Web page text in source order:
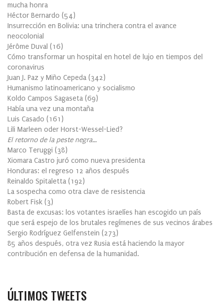
mucha honra
Héctor Bernardo (54)
Insurrección en Bolivia: una trinchera contra el avance
neocolonial
Jérôme Duval (16)
Cómo transformar un hospital en hotel de lujo en tiempos del
coronavirus
Juan J. Paz y Miño Cepeda (342)
Humanismo latinoamericano y socialismo
Koldo Campos Sagaseta (69)
Había una vez una montaña
Luis Casado (161 )
Lili Marleen oder Horst-Wessel-Lied?
El retorno de la peste negra…
Marco Teruggi (38)
Xiomara Castro juró como nueva presidenta
Honduras: el regreso 12 años después
Reinaldo Spitaletta (192)
La sospecha como otra clave de resistencia
Robert Fisk (3)
Basta de excusas: los votantes israelíes han escogido un país
que será espejo de los brutales regímenes de sus vecinos árabes
Sergio Rodríguez Gelfenstein (273)
85 años después, otra vez Rusia está haciendo la mayor
contribución en defensa de la humanidad.
ÚLTIMOS TWEETS